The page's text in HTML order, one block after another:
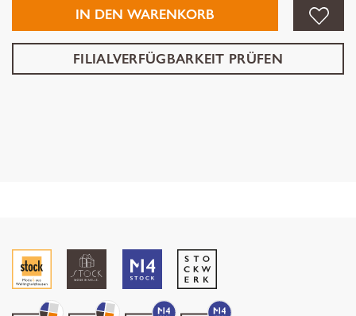
IN DEN WARENKORB
FILIALVERFÜGBARKEIT PRÜFEN